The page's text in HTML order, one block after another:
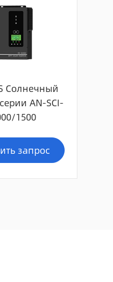
Солнечный
AN-SCI-
1500
запрос